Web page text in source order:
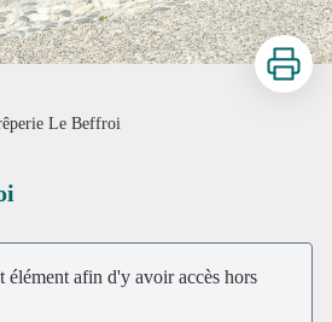
Imprimer
Le Beffroi
élément afin d'y avoir accès hors